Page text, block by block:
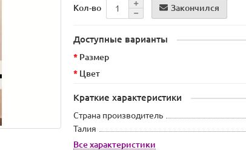
Кол-во Закончился
Доступные варианты
Размер
Цвет
Краткие характеристики
Страна производитель
Талия
Все характеристики